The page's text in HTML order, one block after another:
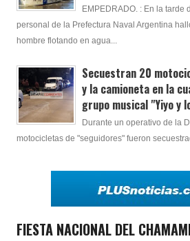
EMPEDRADO. : En la tarde
personal de la Prefectura Naval Argentina
hombre flotando en agua...
Secuestran 20
y la camioneta en la
grupo musical "Yiyo y
Durante un operativo de la
motocicletas de "seguidores" fueron
FIESTA NACIONAL DEL